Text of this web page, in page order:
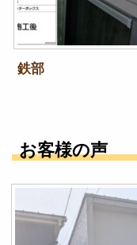
鉄部
お客様の声